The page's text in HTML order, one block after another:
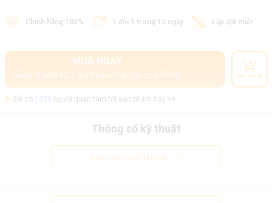
Chính hãng 100% 1 đổi 1 trong 15 ngày Lắp đặt miễn phí
MUA NGAY
(Giao nhanh từ 2 giờ hoặc nhận tại cửa hàng) Thêm vào giỏ
Đã có 1356 người quan tâm tới sản phẩm này và
Thông số kỹ thuật
Xem cấu hình chi tiết